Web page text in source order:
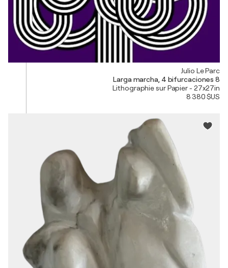
Julio Le Parc
Larga marcha, 4 bifurcaciones 8
Lithographie sur Papier - 27x27in
8 380 $US